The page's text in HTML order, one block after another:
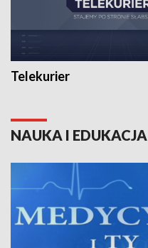
Telekurier
NAUKA I EDUKACJA